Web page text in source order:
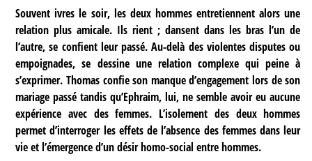
Souvent ivres le soir, les deux hommes entretiennent alors une
relation plus amicale. Ils rient ; dansent dans les bras l’un de
l’autre, se confient leur passé. Au-delà des violentes disputes ou
empoignades, se dessine une relation complexe qui peine à
s’exprimer. Thomas confie son manque d’engagement lors de son
mariage passé tandis qu’Ephraim, lui, ne semble avoir eu aucune
expérience avec des femmes. L’isolement des deux hommes
permet d’interroger les effets de l’absence des femmes dans leur
vie et l’émergence d’un désir homo-social entre hommes.